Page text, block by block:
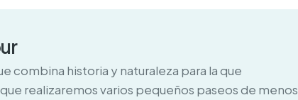
combina historia y naturaleza para la que
realizaremos varios pequeños paseos de menos